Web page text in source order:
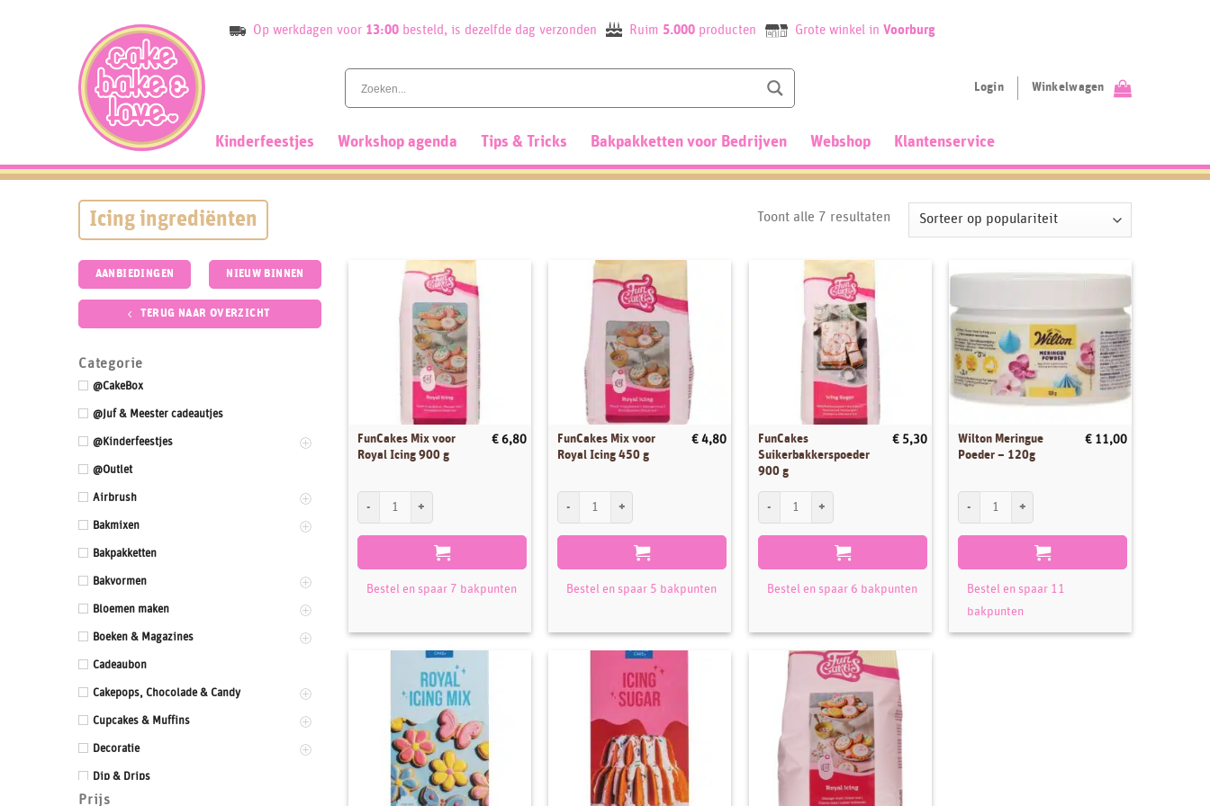
Op werkdagen voor 13:00besteld, is dezelfde dag verzonden Ruim 5.000producten Grote winkel in Voorburg
Login Winkelwagen
Kinderfeestjes Workshop agenda Tips & Tricks Bakpakketten voor Bedrijven Webshop Klantenservice
Icing ingrediënten Toont alle 7 resultatenGesorteerd
AANBIEDINGEN NIEUW BINNEN
TERUG NAAR OVERZICHT
Categorie
@CakeBox
@Juf & Meester cadeautjes
@Kinderfeestjes
@Outlet
Airbrush
Bakmixen
Bakpakketten
Bakvormen
Bloemen maken
Boeken & Magazines
Cadeaubon
Cakepops, Chocolade & Candy
Cupcakes & Muffins
Decoratie
Dip & Drips
Prijs
FunCakes Mix voor
Royal Icing 900 g
€6,80
Bestel en spaar 7 bakpunten
FunCakes Mix voor
Royal Icing 450 g
€ 4,80
Bestel en spaar 5 bakpunten
FunCakes
Suikerbakkerspoeder
900 g
€5,30
Bestel en spaar 6 bakpunten
Wilton Meringue
Poeder – 120g
€ 11,00
Bestel en spaar 11
bakpunten